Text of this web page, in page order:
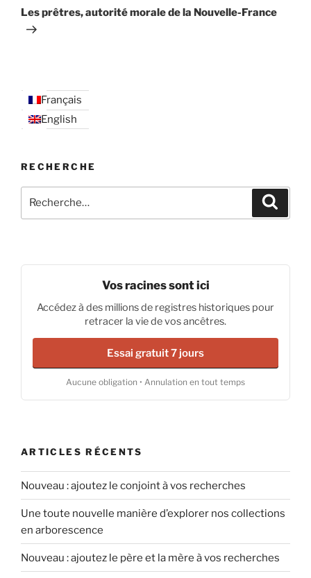
suivant
Les prêtres, autorité morale de la Nouvelle-France
Français
English
RECHERCHE
pour
Vos racines sont ici
Accédez à des millions de registres historiques pour
retracer la vie de vos ancêtres.
Essai gratuit 7 jours
Aucune obligation • Annulation en tout temps
ARTICLES RÉCENTS
Nouveau : ajoutez le conjoint à vos recherches
Une toute nouvelle manière d’explorer nos collections
en arborescence
Nouveau : ajoutez le père et la mère à vos recherches